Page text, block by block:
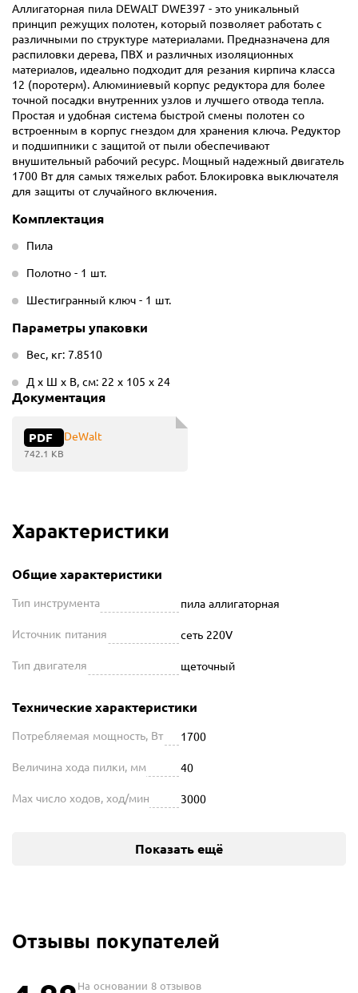
Аллигаторная пила DEWALT DWE397 - это уникальный
принцип режущих полотен, который позволяет работать с
различными по структуре материалами. Предназначена для
распиловки дерева, ПВХ и различных изоляционных
материалов, идеально подходит для резания кирпича класса
12 (поротерм). Алюминиевый корпус редуктора для более
точной посадки внутренних узлов и лучшего отвода тепла.
Простая и удобная система быстрой смены полотен со
встроенным в корпус гнездом для хранения ключа. Редуктор
и подшипники с защитой от пыли обеспечивают
внушительный рабочий ресурс. Мощный надежный двигатель
1700 Вт для самых тяжелых работ. Блокировка выключателя
для защиты от случайного включения.
Комплектация
Пила
Полотно - 1 шт.
Шестигранный ключ - 1 шт.
Параметры упаковки
Вес, кг: 7.8510
Д х Ш х В, см: 22 х 105 х 24
Документация
PDF
742.1 KB
DeWalt
Характеристики
Общие характеристики
Тип инструмента пила аллигаторная
Источник питания сеть 220V
Тип двигателя щеточный
Технические характеристики
Потребляемая мощность, Вт 1700
Величина хода пилки, мм 40
Max число ходов, ход/мин 3000
Показать ещё
Отзывы покупателей
На основании 8 отзывов